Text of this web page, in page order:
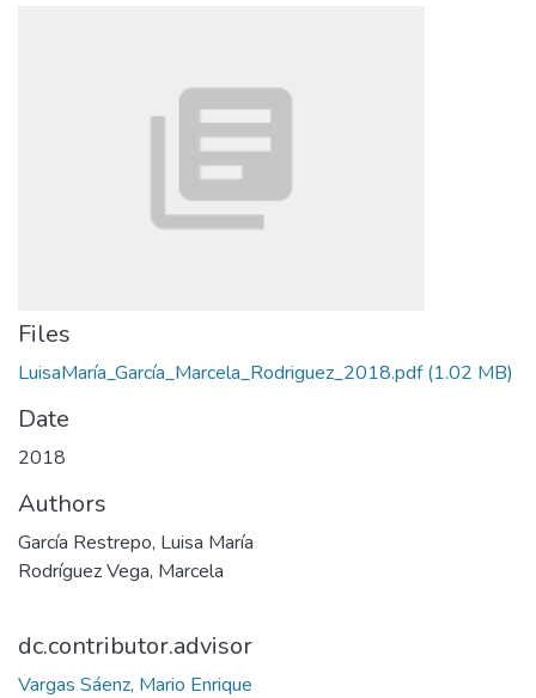
Files
LuisaMaría_García_Marcela_Rodriguez_2018.pdf(1.02 MB)
Date
2018
Authors
García Restrepo, Luisa María
Rodríguez Vega, Marcela
dc.contributor.advisor
Vargas Sáenz, Mario Enrique